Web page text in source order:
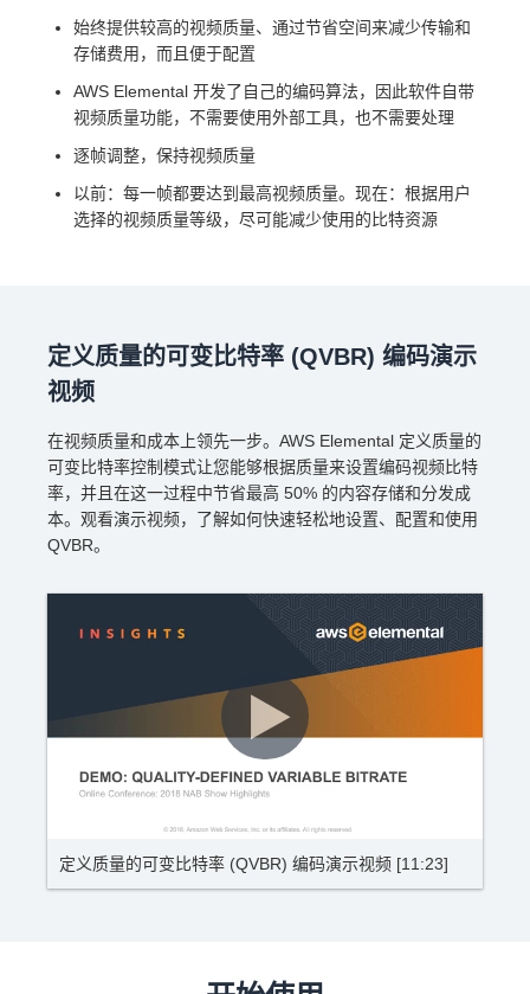
始终提供较高的视频质量、通过节省空间来减少传输和
存储费用，而且便于配置
AWS Elemental 开发了自己的编码算法，因此软件自带
视频质量功能，不需要使用外部工具，也不需要处理
逐帧调整，保持视频质量
以前：每一帧都要达到最高视频质量。现在：根据用户
选择的视频质量等级，尽可能减少使用的比特资源
定义质量的可变比特率 (QVBR) 编码演示
视频
在视频质量和成本上领先一步。AWS Elemental 定义质量的
可变比特率控制模式让您能够根据质量来设置编码视频比特
率，并且在这一过程中节省最高 50% 的内容存储和分发成
本。观看演示视频，了解如何快速轻松地设置、配置和使用
QVBR。
定义质量的可变比特率 (QVBR) 编码演示视频 [11:23]